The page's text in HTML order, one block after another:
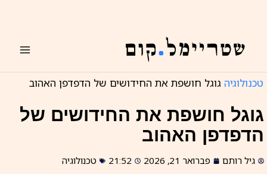
טכנולוגיה גוגל חושפת את החידושים של הדפדפן האהוב
גוגל חושפת את החידושים של
הדפדפן האהוב
גיל רותם פברואר 21, 2026 21:52 טכנולוגיה